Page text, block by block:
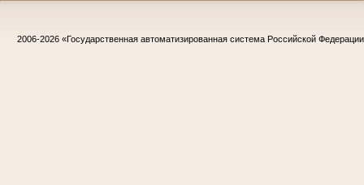
2006-2026 «Государственная автоматизированная система Российской